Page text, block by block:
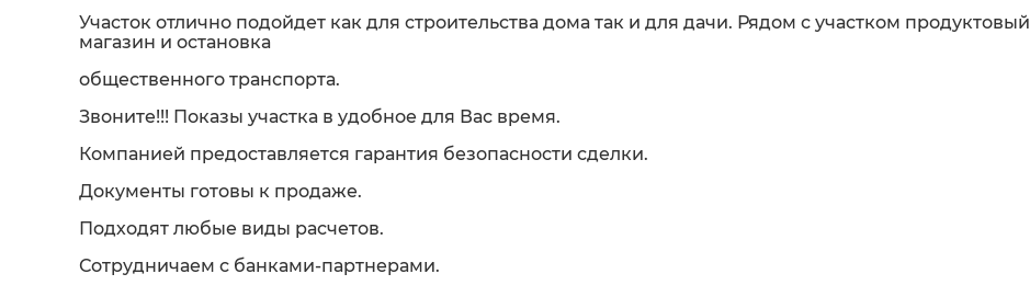
Участок отлично подойдет как для строительства дома так и для дачи. Рядом с участком продуктовый
магазин и остановка
общественного транспорта.
Звоните!!! Показы участка в удобное для Вас время.
Компанией предоставляется гарантия безопасности сделки.
Документы готовы к продаже.
Подходят любые виды расчетов.
Сотрудничаем с банками-партнерами.